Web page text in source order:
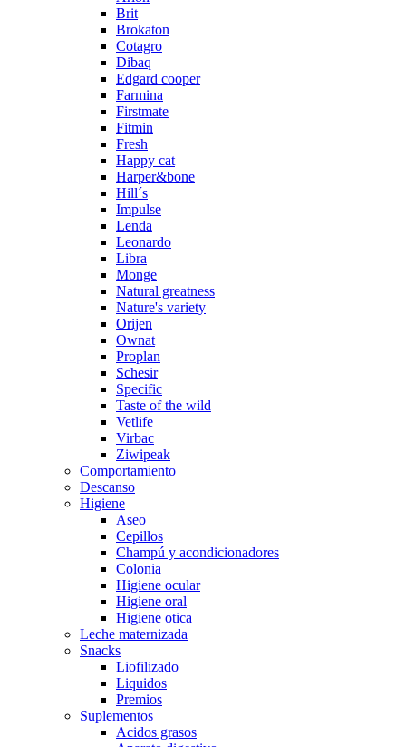
Brit
Brokaton
Cotagro
Dibaq
Edgard cooper
Farmina
Firstmate
Fitmin
Fresh
Happy cat
Harper&bone
Hill´s
Impulse
Lenda
Leonardo
Libra
Monge
Natural greatness
Nature's variety
Orijen
Ownat
Proplan
Schesir
Specific
Taste of the wild
Vetlife
Virbac
Ziwipeak
Comportamiento
Descanso
Higiene
Aseo
Cepillos
Champú y acondicionadores
Colonia
Higiene ocular
Higiene oral
Higiene otica
Leche maternizada
Snacks
Liofilizado
Liquidos
Premios
Suplementos
Acidos grasos